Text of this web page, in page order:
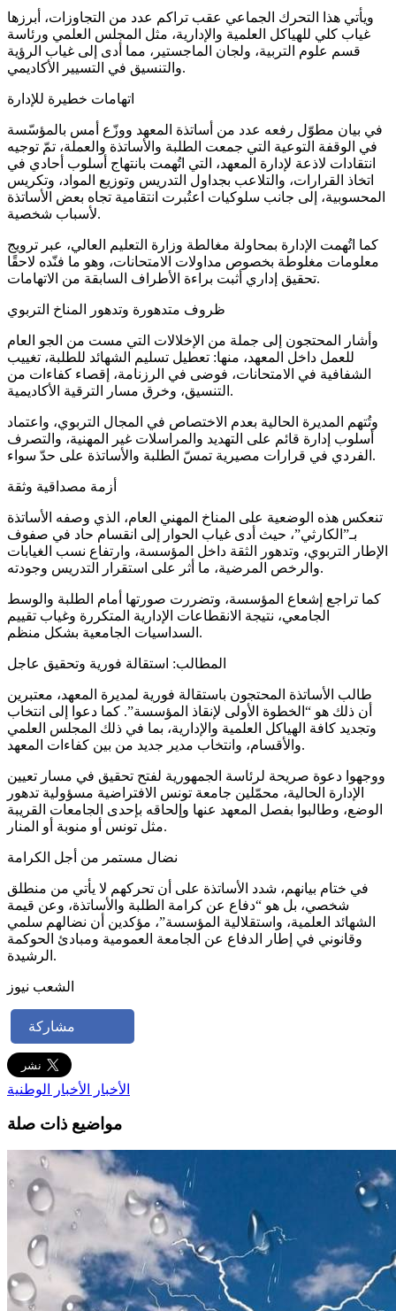
ويأتي هذا التحرك الجماعي عقب تراكم عدد من التجاوزات، أبرزها
غياب كلي للهياكل العلمية والإدارية، مثل المجلس العلمي ورئاسة
قسم علوم التربية، ولجان الماجستير، مما أدى إلى غياب الرؤية
والتنسيق في التسيير الأكاديمي.
اتهامات خطيرة للإدارة
في بيان مطوّل رفعه عدد من أساتذة المعهد ووزّع أمس بالمؤسّسة
في الوقفة التوعية التي جمعت الطلبة والأساتذة والعملة، تمّ توجيه
انتقادات لاذعة لإدارة المعهد، التي اتُهمت بانتهاج أسلوب أحادي في
اتخاذ القرارات، والتلاعب بجداول التدريس وتوزيع المواد، وتكريس
المحسوبية، إلى جانب سلوكيات اعتُبرت انتقامية تجاه بعض الأساتذة
لأسباب شخصية.
كما اتُهمت الإدارة بمحاولة مغالطة وزارة التعليم العالي، عبر ترويج
معلومات مغلوطة بخصوص مداولات الامتحانات، وهو ما فنّده لاحقًا
تحقيق إداري أثبت براءة الأطراف السابقة من الاتهامات.
ظروف متدهورة وتدهور المناخ التربوي
وأشار المحتجون إلى جملة من الإخلالات التي مست من الجو العام
للعمل داخل المعهد، منها: تعطيل تسليم الشهائد للطلبة، تغييب
الشفافية في الامتحانات، فوضى في الرزنامة، إقصاء كفاءات من
التنسيق، وخرق مسار الترقية الأكاديمية.
وتُتهم المديرة الحالية بعدم الاختصاص في المجال التربوي، واعتماد
أسلوب إدارة قائم على التهديد والمراسلات غير المهنية، والتصرف
الفردي في قرارات مصيرية تمسّ الطلبة والأساتذة على حدّ سواء.
أزمة مصداقية وثقة
تنعكس هذه الوضعية على المناخ المهني العام، الذي وصفه الأساتذة
بـ”الكارثي”، حيث أدى غياب الحوار إلى انقسام حاد في صفوف
الإطار التربوي، وتدهور الثقة داخل المؤسسة، وارتفاع نسب الغيابات
والرخص المرضية، ما أثر على استقرار التدريس وجودته.
كما تراجع إشعاع المؤسسة، وتضررت صورتها أمام الطلبة والوسط
الجامعي، نتيجة الانقطاعات الإدارية المتكررة وغياب تقييم
السداسيات الجامعية بشكل منظم.
المطالب: استقالة فورية وتحقيق عاجل
طالب الأساتذة المحتجون باستقالة فورية لمديرة المعهد، معتبرين
أن ذلك هو “الخطوة الأولى لإنقاذ المؤسسة”. كما دعوا إلى انتخاب
وتجديد كافة الهياكل العلمية والإدارية، بما في ذلك المجلس العلمي
والأقسام، وانتخاب مدير جديد من بين كفاءات المعهد.
ووجهوا دعوة صريحة لرئاسة الجمهورية لفتح تحقيق في مسار تعيين
الإدارة الحالية، محمّلين جامعة تونس الافتراضية مسؤولية تدهور
الوضع، وطالبوا بفصل المعهد عنها وإلحاقه بإحدى الجامعات القريبة
مثل تونس أو منوبة أو المنار.
نضال مستمر من أجل الكرامة
في ختام بيانهم، شدد الأساتذة على أن تحركهم لا يأتي من منطلق
شخصي، بل هو “دفاع عن كرامة الطلبة والأساتذة، وعن قيمة
الشهائد العلمية، واستقلالية المؤسسة”، مؤكدين أن نضالهم سلمي
وقانوني في إطار الدفاع عن الجامعة العمومية ومبادئ الحوكمة
الرشيدة.
الشعب نيوز
مشاركة
الأخبار الأخبار الوطنية
مواضيع ذات صلة